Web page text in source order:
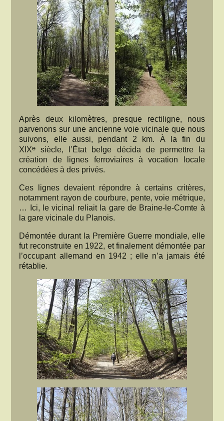
Après deux kilomètres, presque rectiligne, nous
parvenons sur une ancienne voie vicinale que nous
suivons, elle aussi, pendant 2 km. À la fin du
XIXe siècle, l’État belge décida de permettre la
création de lignes ferroviaires à vocation locale
concédées à des privés.
Ces lignes devaient répondre à certains critères,
notamment rayon de courbure, pente, voie métrique,
… Ici, le vicinal reliait la gare de Braine-le-Comte à
la gare vicinale du Planois.
Démontée durant la Première Guerre mondiale, elle
fut reconstruite en 1922, et finalement démontée par
l’occupant allemand en 1942 ; elle n’a jamais été
rétablie.